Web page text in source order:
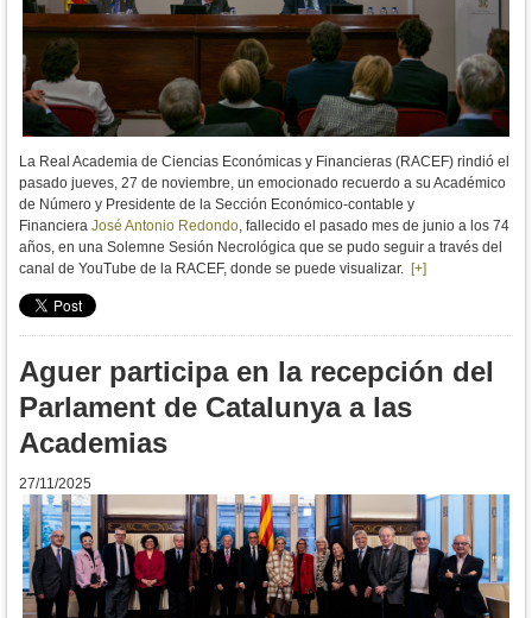
La Real Academia de Ciencias Económicas y Financieras (RACEF) rindió el
pasado jueves, 27 de noviembre, un emocionado recuerdo a su Académico
de Número y Presidente de la Sección Económico-contable y
Financiera José Antonio Redondo, fallecido el pasado mes de junio a los 74
años, en una Solemne Sesión Necrológica que se pudo seguir a través del
canal de YouTube de la RACEF, donde se puede visualizar. [+]
Aguer participa en la recepción del
Parlament de Catalunya a las
Academias
27/11/2025